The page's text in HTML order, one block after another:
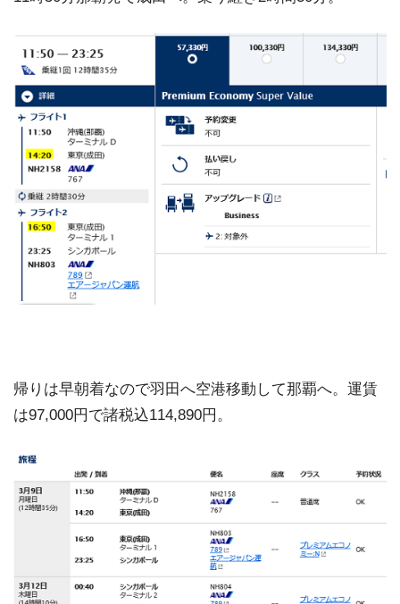
帰りは早朝着なので羽田へ空港移動して那覇へ。運賃
は97,000円で諸税込114,890円。